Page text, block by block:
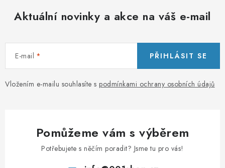
Aktuální novinky a akce na váš e-mail
E-mail
Vložením e-mailu souhlasíte s podmínkami ochrany osobních údajů
PŘIHLÁSIT SE
Pomůžeme vám s výběrem
Potřebujete s něčím poradit? Jsme tu pro vás!